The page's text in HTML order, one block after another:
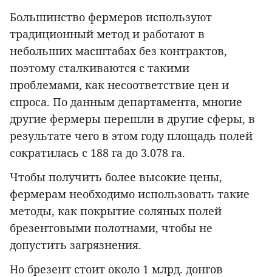
Большинство фермеров используют
традиционный метод и работают в
небольших масштабах без контрактов,
поэтому сталкиваются с такими
проблемами, как несоответствие цен и
спроса. По данным департамента, многие
другие фермеры перешли в другие сферы, в
результате чего в этом году площадь полей
сократилась с 188 га до 3.078 га.
Чтобы получить более высокие цены,
фермерам необходимо использовать такие
методы, как покрытие соляных полей
брезентовыми полотнами, чтобы не
допустить загрязнения.
Но брезент стоит около 1 млрд. донгов